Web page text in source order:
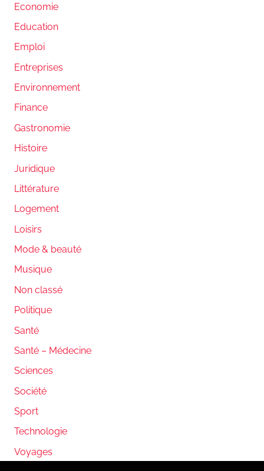
Economie
Education
Emploi
Entreprises
Environnement
Finance
Gastronomie
Histoire
Juridique
Littérature
Logement
Loisirs
Mode & beauté
Musique
Non classé
Politique
Santé
Santé – Médecine
Sciences
Société
Sport
Technologie
Voyages